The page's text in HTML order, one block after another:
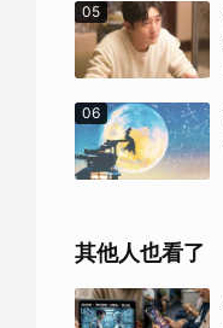
05
06
其他人也看了